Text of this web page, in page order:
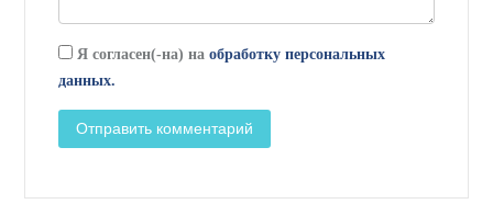
Я согласен(-на) наобработку персональных
данных.